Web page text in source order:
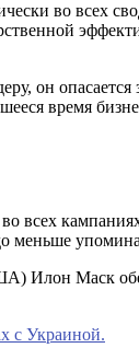
во всех
он
время
всех
Илон Маск
с Украиной.